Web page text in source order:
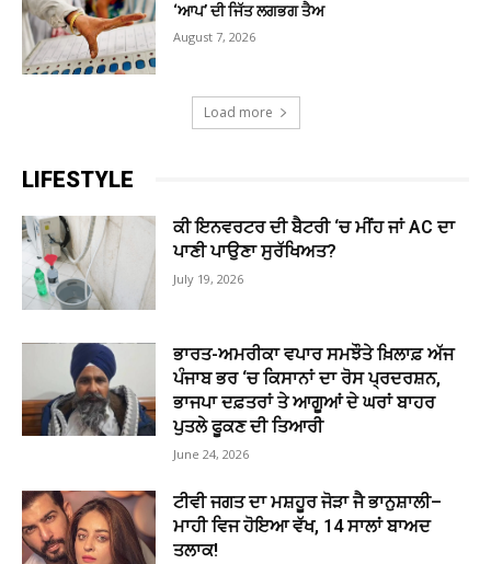
‘ਆਪ’ ਦੀ ਜਿੱਤ ਲਗਭਗ ਤੈਅ
August 7, 2026
Load more
LIFESTYLE
ਕੀ ਇਨਵਰਟਰ ਦੀ ਬੈਟਰੀ ‘ਚ ਮੀਂਹ ਜਾਂ AC ਦਾ
ਪਾਣੀ ਪਾਉਣਾ ਸੁਰੱਖਿਅਤ?
July 19, 2026
ਭਾਰਤ-ਅਮਰੀਕਾ ਵਪਾਰ ਸਮਝੌਤੇ ਖ਼ਿਲਾਫ਼ ਅੱਜ
ਪੰਜਾਬ ਭਰ ‘ਚ ਕਿਸਾਨਾਂ ਦਾ ਰੋਸ ਪ੍ਰਦਰਸ਼ਨ,
ਭਾਜਪਾ ਦਫ਼ਤਰਾਂ ਤੇ ਆਗੂਆਂ ਦੇ ਘਰਾਂ ਬਾਹਰ
ਪੁਤਲੇ ਫੂਕਣ ਦੀ ਤਿਆਰੀ
June 24, 2026
ਟੀਵੀ ਜਗਤ ਦਾ ਮਸ਼ਹੂਰ ਜੋੜਾ ਜੈ ਭਾਨੁਸ਼ਾਲੀ–
ਮਾਹੀ ਵਿਜ ਹੋਇਆ ਵੱਖ, 14 ਸਾਲਾਂ ਬਾਅਦ
ਤਲਾਕ!